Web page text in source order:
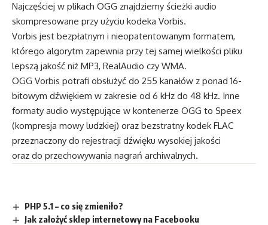
Najczęściej w plikach OGG znajdziemy ścieżki audio
skompresowane przy użyciu kodeka Vorbis.
Vorbis jest bezpłatnym i nieopatentowanym formatem,
którego algorytm zapewnia przy tej samej wielkości pliku
lepszą jakość niż MP3, RealAudio czy WMA.
OGG Vorbis potrafi obsłużyć do 255 kanałów z ponad 16-
bitowym dźwiękiem w zakresie od 6 kHz do 48 kHz. Inne
formaty audio występujące w kontenerze OGG to Speex
(kompresja mowy ludzkiej) oraz bezstratny kodek FLAC
przeznaczony do rejestracji dźwięku wysokiej jakości
oraz do przechowywania nagrań archiwalnych.
PHP 5.1 – co się zmieniło?
Jak założyć sklep internetowy na Facebooku